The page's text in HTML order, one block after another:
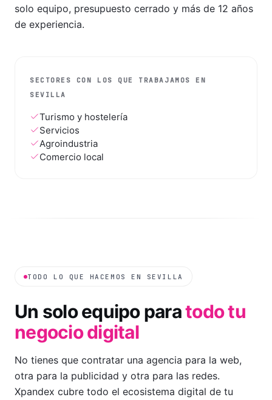
solo equipo, presupuesto cerrado y más de 12 años
de experiencia.
SECTORES CON LOS QUE TRABAJAMOS EN
SEVILLA
Turismo y hostelería
Servicios
Agroindustria
Comercio local
TODO LO QUE HACEMOS EN SEVILLA
Un solo equipo paratodo tu
negocio digital
No tienes que contratar una agencia para la web,
otra para la publicidad y otra para las redes.
Xpandex cubre todo el ecosistema digital de tu